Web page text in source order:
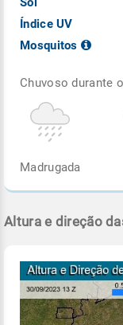
Índice UV
Mosquitos
Chuvoso durante
Madrugada
Altura e direção